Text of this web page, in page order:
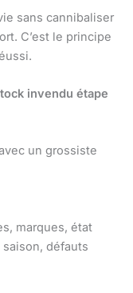
sans cannibaliser
C’est le principe
invendu étape
un grossiste
marques, état
défauts